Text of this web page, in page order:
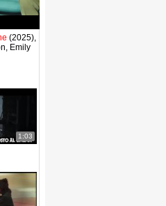
(2025),
Emily
1:03